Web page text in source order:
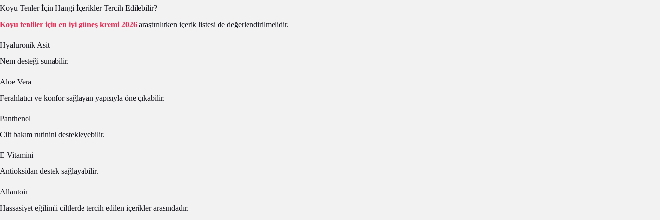
Koyu Tenler İçin Hangi İçerikler Tercih Edilebilir?
Koyu tenliler için en iyi güneş kremi 2026 araştırılırken içerik listesi de değerlendirilmelidir.
Hyaluronik Asit
Nem desteği sunabilir.
Aloe Vera
Ferahlatıcı ve konfor sağlayan yapısıyla öne çıkabilir.
Panthenol
Cilt bakım rutinini destekleyebilir.
E Vitamini
Antioksidan destek sağlayabilir.
Allantoin
Hassasiyet eğilimli ciltlerde tercih edilen içerikler arasındadır.